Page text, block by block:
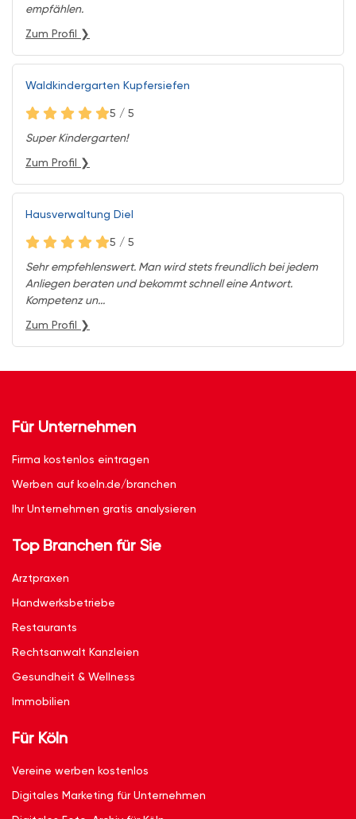
empfählen.
Zum Profil ❯
Waldkindergarten Kupfersiefen
5 / 5
Super Kindergarten!
Zum Profil ❯
Hausverwaltung Diel
5 / 5
Sehr empfehlenswert. Man wird stets freundlich bei jedem
Anliegen beraten und bekommt schnell eine Antwort.
Kompetenz un...
Zum Profil ❯
Für Unternehmen
Firma kostenlos eintragen
Werben auf koeln.de/branchen
Ihr Unternehmen gratis analysieren
Top Branchen für Sie
Arztpraxen
Handwerksbetriebe
Restaurants
Rechtsanwalt Kanzleien
Gesundheit & Wellness
Immobilien
Für Köln
Vereine werben kostenlos
Digitales Marketing für Unternehmen